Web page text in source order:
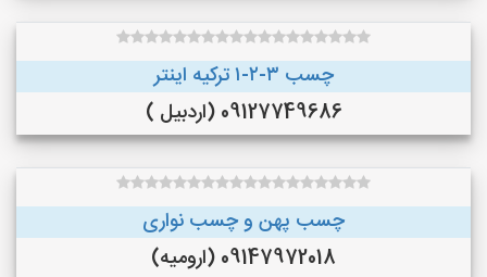
چسب ۳-۲-۱ ترکیه اینتر
09127749686 (اردبیل )
چسب پهن و چسب نواری
09147972018 (ارومیه)